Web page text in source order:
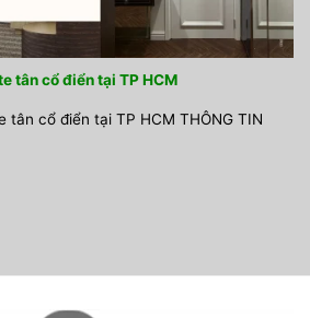
tân cổ điển tại TP HCM
tân cổ điển tại TP HCM THÔNG TIN